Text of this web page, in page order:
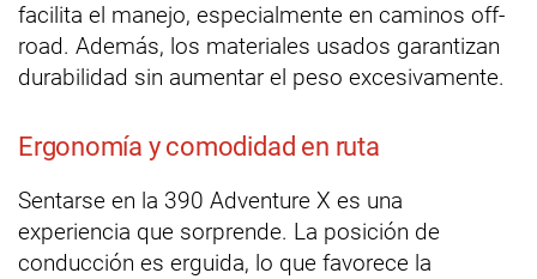
facilita el manejo, especialmente en caminos off-
road. Además, los materiales usados garantizan
durabilidad sin aumentar el peso excesivamente.
Ergonomía y comodidad en ruta
Sentarse en la 390 Adventure X es una
experiencia que sorprende. La posición de
conducción es erguida, lo que favorece la